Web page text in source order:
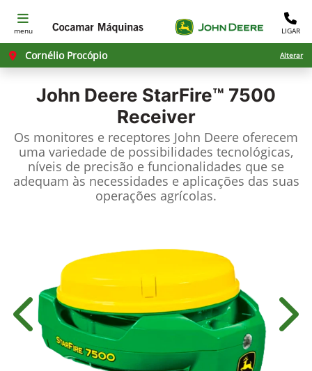
menu LIGAR
Cornélio Procópio Alterar
John Deere StarFire™ 7500
Receiver
Os monitores e receptores John Deere oferecem
uma variedade de possibilidades tecnológicas,
níveis de precisão e funcionalidades que se
adequam às necessidades e aplicações das suas
operações agrícolas.
Anterior